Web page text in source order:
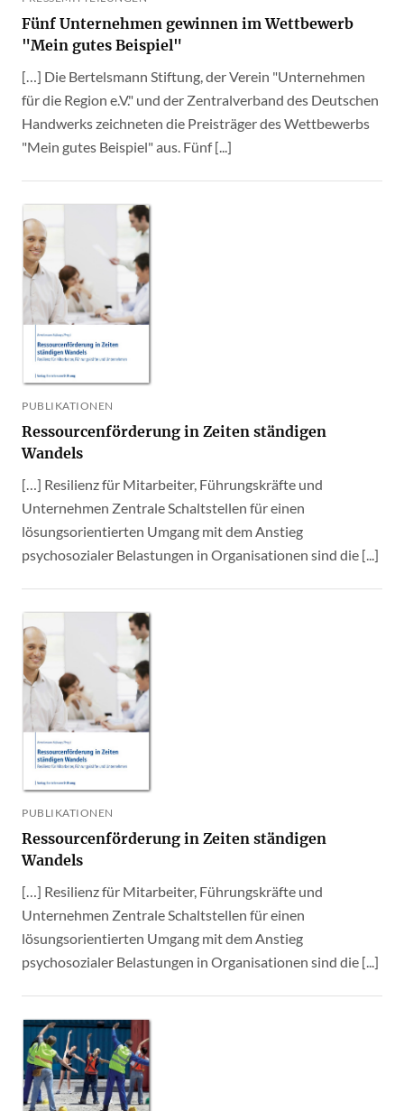
Fünf Unternehmen gewinnen im Wettbewerb
"Mein gutes Beispiel"
[…] Die Bertelsmann Stiftung, der Verein "Unternehmen
für die Region e.V." und der Zentralverband des Deutschen
Handwerks zeichneten die Preisträger des Wettbewerbs
"Mein gutes Beispiel" aus. Fünf [...]
PUBLIKATIONEN
Ressourcenförderung in Zeiten ständigen
Wandels
[…] Resilienz für Mitarbeiter, Führungskräfte und
Unternehmen Zentrale Schaltstellen für einen
lösungsorientierten Umgang mit dem Anstieg
psychosozialer Belastungen in Organisationen sind die [...]
PUBLIKATIONEN
Ressourcenförderung in Zeiten ständigen
Wandels
[…] Resilienz für Mitarbeiter, Führungskräfte und
Unternehmen Zentrale Schaltstellen für einen
lösungsorientierten Umgang mit dem Anstieg
psychosozialer Belastungen in Organisationen sind die [...]